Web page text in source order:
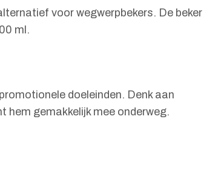
voor wegwerpbekers. De beker
ml.
doeleinden. Denk aan
hem gemakkelijk mee onderweg.